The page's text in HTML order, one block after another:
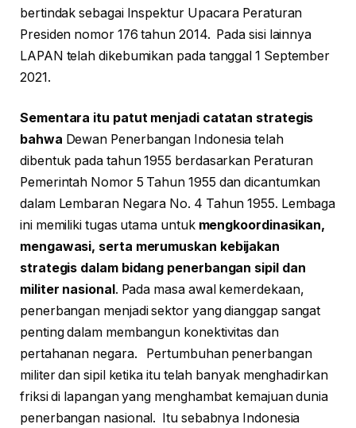
bertindak sebagai Inspektur Upacara Peraturan
Presiden nomor 176 tahun 2014. Pada sisi lainnya
LAPAN telah dikebumikan pada tanggal 1 September
2021.
Sementara itu patut menjadi catatan strategis
bahwa Dewan Penerbangan Indonesia telah
dibentuk pada tahun 1955 berdasarkan Peraturan
Pemerintah Nomor 5 Tahun 1955 dan dicantumkan
dalam Lembaran Negara No. 4 Tahun 1955. Lembaga
ini memiliki tugas utama untuk mengkoordinasikan,
mengawasi, serta merumuskan kebijakan
strategis dalam bidang penerbangan sipil dan
militer nasional . Pada masa awal kemerdekaan,
penerbangan menjadi sektor yang dianggap sangat
penting dalam membangun konektivitas dan
pertahanan negara. Pertumbuhan penerbangan
militer dan sipil ketika itu telah banyak menghadirkan
friksi di lapangan yang menghambat kemajuan dunia
penerbangan nasional. Itu sebabnya Indonesia